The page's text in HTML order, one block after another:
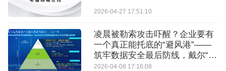
2026-04-27 17:51:10
凌晨被勒索攻击吓醒？企业要有
一个真正能托底的“避风港”——
筑牢数据安全最后防线，戴尔“三
位一体”构建网络弹性
2026-04-08 17:16:08